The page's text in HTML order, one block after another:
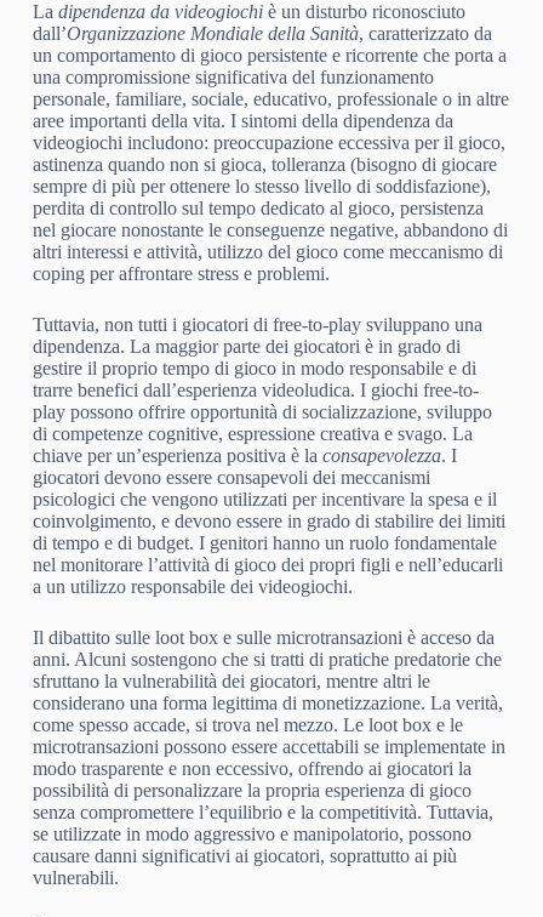
La dipendenza da videogiochiè un disturbo riconosciuto
dall’Organizzazione Mondiale della Sanità, caratterizzato da
un comportamento di gioco persistente e ricorrente che porta a
una compromissione significativa del funzionamento
personale, familiare, sociale, educativo, professionale o in altre
aree importanti della vita. I sintomi della dipendenza da
videogiochi includono: preoccupazione eccessiva per il gioco,
astinenza quando non si gioca, tolleranza (bisogno di giocare
sempre di più per ottenere lo stesso livello di soddisfazione),
perdita di controllo sul tempo dedicato al gioco, persistenza
nel giocare nonostante le conseguenze negative, abbandono di
altri interessi e attività, utilizzo del gioco come meccanismo di
coping per affrontare stress e problemi.
Tuttavia, non tutti i giocatori di free-to-play sviluppano una
dipendenza. La maggior parte dei giocatori è in grado di
gestire il proprio tempo di gioco in modo responsabile e di
trarre benefici dall’esperienza videoludica. I giochi free-to-
play possono offrire opportunità di socializzazione, sviluppo
di competenze cognitive, espressione creativa e svago. La
chiave per un’esperienza positiva è la consapevolezza. I
giocatori devono essere consapevoli dei meccanismi
psicologici che vengono utilizzati per incentivare la spesa e il
coinvolgimento, e devono essere in grado di stabilire dei limiti
di tempo e di budget. I genitori hanno un ruolo fondamentale
nel monitorare l’attività di gioco dei propri figli e nell’educarli
a un utilizzo responsabile dei videogiochi.
Il dibattito sulle loot box e sulle microtransazioni è acceso da
anni. Alcuni sostengono che si tratti di pratiche predatorie che
sfruttano la vulnerabilità dei giocatori, mentre altri le
considerano una forma legittima di monetizzazione. La verità,
come spesso accade, si trova nel mezzo. Le loot box e le
microtransazioni possono essere accettabili se implementate in
modo trasparente e non eccessivo, offrendo ai giocatori la
possibilità di personalizzare la propria esperienza di gioco
senza compromettere l’equilibrio e la competitività. Tuttavia,
se utilizzate in modo aggressivo e manipolatorio, possono
causare danni significativi ai giocatori, soprattutto ai più
vulnerabili.